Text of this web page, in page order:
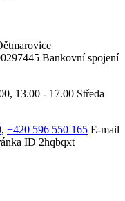
Bankovní spojení
13.00 - 17.00 Středa
, +420 596 550 165 E-mail
ID 2hqbqxt